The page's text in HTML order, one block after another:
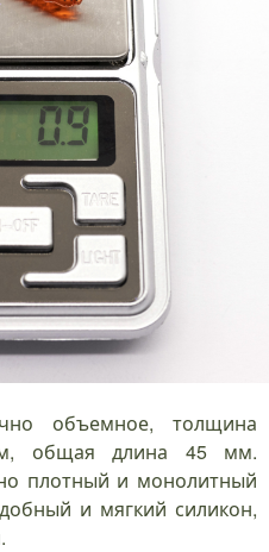
объемное, толщина
общая длина 45 мм.
плотный и монолитный
и мягкий силикон,